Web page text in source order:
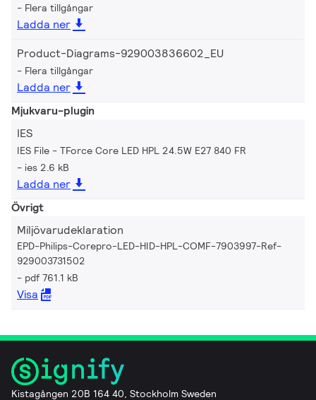
Flera tillgångar
Ladda ner
Product-Diagrams-929003836602_EU
Flera tillgångar
Ladda ner
Mjukvaru-plugin
IES
IES File - TForce Core LED HPL 24.5W E27 840 FR
ies 2.6 kB
Ladda ner
Övrigt
Miljövarudeklaration
EPD-Philips-Corepro-LED-HID-HPL-COMF-7903997-Ref-
929003731502
pdf 761.1 kB
Visa
Kistagången 20B 164 40, Stockholm Sweden